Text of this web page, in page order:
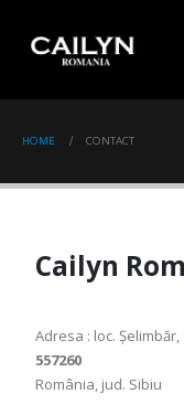
HOME CONTACT
Cailyn
Adresa : loc.
557260
România, jud. Sibiu